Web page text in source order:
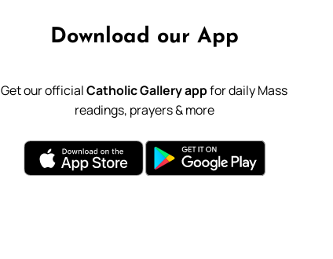
Download our App
Get our officialCatholic Gallery appfor daily Mass
readings, prayers & more